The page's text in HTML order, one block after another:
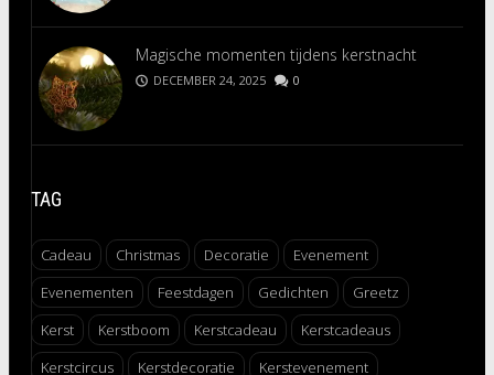
Magische momenten tijdens kerstnacht
DECEMBER 24, 2025 0
TAG
Cadeau Christmas Decoratie
Evenement
Evenementen
Feestdagen Gedichten
Greetz
Kerst
Kerstboom Kerstcadeau
Kerstcadeaus
Kerstcircus
Kerstdecoratie Kerstevenement